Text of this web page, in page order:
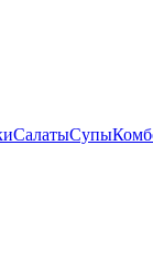
СалатыСупы